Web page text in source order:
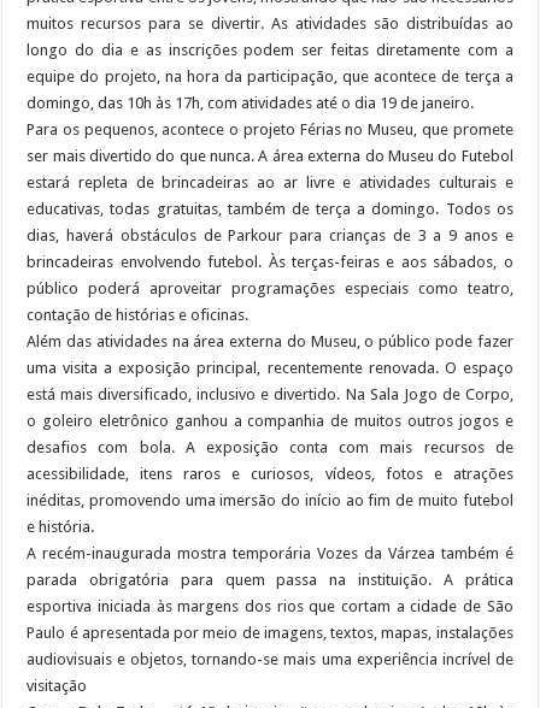
muitos recursos para se divertir. As atividades são distribuídas ao
longo do dia e as inscrições podem ser feitas diretamente com a
equipe do projeto, na hora da participação, que acontece de terça a
domingo, das 10h às 17h, com atividades até o dia 19 de janeiro.
Para os pequenos, acontece o projeto Férias no Museu, que promete
ser mais divertido do que nunca. A área externa do Museu do Futebol
estará repleta de brincadeiras ao ar livre e atividades culturais e
educativas, todas gratuitas, também de terça a domingo. Todos os
dias, haverá obstáculos de Parkour para crianças de 3 a 9 anos e
brincadeiras envolvendo futebol. Às terças-feiras e aos sábados, o
público poderá aproveitar programações especiais como teatro,
contação de histórias e oficinas.
Além das atividades na área externa do Museu, o público pode fazer
uma visita a exposição principal, recentemente renovada. O espaço
está mais diversificado, inclusivo e divertido. Na Sala Jogo de Corpo,
o goleiro eletrônico ganhou a companhia de muitos outros jogos e
desafios com bola. A exposição conta com mais recursos de
acessibilidade, itens raros e curiosos, vídeos, fotos e atrações
inéditas, promovendo uma imersão do início ao fim de muito futebol
e história.
A recém-inaugurada mostra temporária Vozes da Várzea também é
parada obrigatória para quem passa na instituição. A prática
esportiva iniciada às margens dos rios que cortam a cidade de São
Paulo é apresentada por meio de imagens, textos, mapas, instalações
audiovisuais e objetos, tornando-se mais uma experiência incrível de
visitação